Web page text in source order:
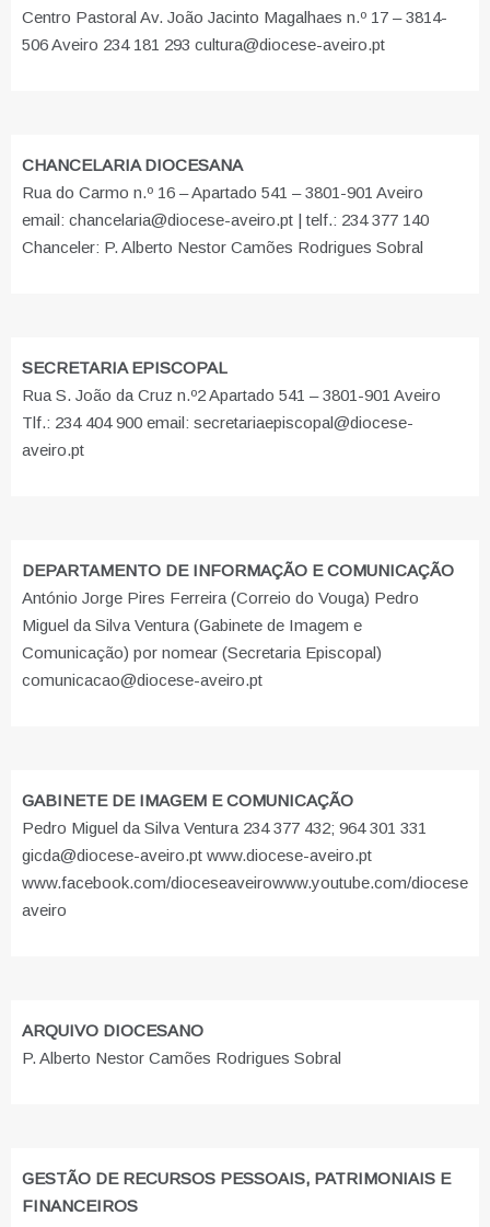
Centro Pastoral Av. João Jacinto Magalhaes n.º 17 – 3814-
506 Aveiro 234 181 293 cultura@diocese-aveiro.pt
CHANCELARIA DIOCESANA
Rua do Carmo n.º 16 – Apartado 541 – 3801-901 Aveiro
email: chancelaria@diocese-aveiro.pt | telf.: 234 377 140
Chanceler: P. Alberto Nestor Camões Rodrigues Sobral
SECRETARIA EPISCOPAL
Rua S. João da Cruz n.º2 Apartado 541 – 3801-901 Aveiro
Tlf.: 234 404 900 email: secretariaepiscopal@diocese-
aveiro.pt
DEPARTAMENTO DE INFORMAÇÃO E COMUNICAÇÃO
António Jorge Pires Ferreira (Correio do Vouga) Pedro
Miguel da Silva Ventura (Gabinete de Imagem e
Comunicação) por nomear (Secretaria Episcopal)
comunicacao@diocese-aveiro.pt
GABINETE DE IMAGEM E COMUNICAÇÃO
Pedro Miguel da Silva Ventura 234 377 432; 964 301 331
gicda@diocese-aveiro.pt www.diocese-aveiro.pt
www.facebook.com/dioceseaveirowww.youtube.com/diocese
aveiro
ARQUIVO DIOCESANO
P. Alberto Nestor Camões Rodrigues Sobral
GESTÃO DE RECURSOS PESSOAIS, PATRIMONIAIS E
FINANCEIROS